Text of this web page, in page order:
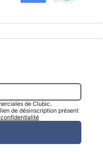
de Clubic.
de désinscription présent